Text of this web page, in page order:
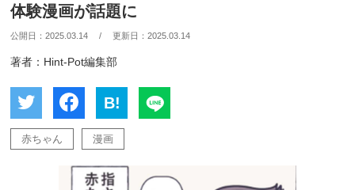
体験漫画が話題に
公開日：2025.03.14 / 更新日：2025.03.14
著者：Hint-Pot編集部
B!
赤ちゃん 漫画